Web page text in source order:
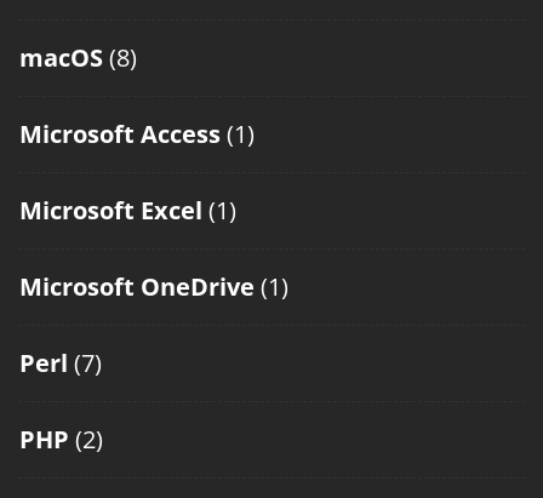
macOS(8)
Microsoft Access(1)
Microsoft Excel (1)
Microsoft OneDrive (1)
Perl (7)
PHP (2)